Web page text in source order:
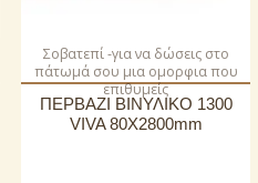
Σοβατεπί -για να δώσεις στο
πάτωμά σου μια ομορφια που
επιθυμείς
ΠΕΡΒΑΖΙ BIΝΥΛΙΚΟ 1300
VIVA 80Χ2800mm